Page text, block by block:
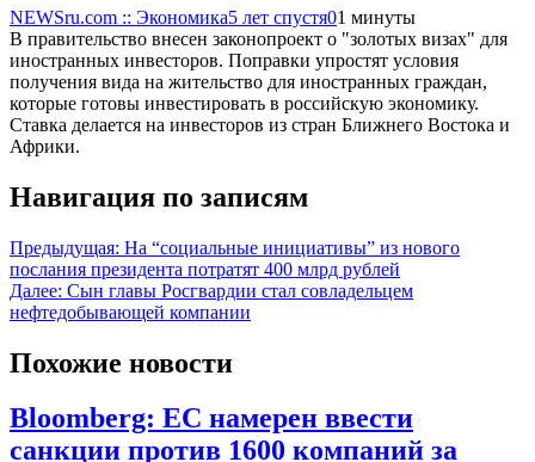
NEWSru.com :: Экономика5 лет спустя01 минуты
В правительство внесен законопроект о "золотых визах" для
иностранных инвесторов. Поправки упростят условия
получения вида на жительство для иностранных граждан,
которые готовы инвестировать в российскую экономику.
Ставка делается на инвесторов из стран Ближнего Востока и
Африки.
Навигация по записям
Предыдущая: На “социальные инициативы” из нового
послания президента потратят 400 млрд рублей
Далее: Сын главы Росгвардии стал совладельцем
нефтедобывающей компании
Похожие новости
Bloomberg: ЕС намерен ввести
санкции против 1600 компаний за